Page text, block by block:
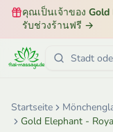
คุณเป็นเจ้าของ Gold
รับช่วงร้านฟรี →
Startseite
Gold Elephant -